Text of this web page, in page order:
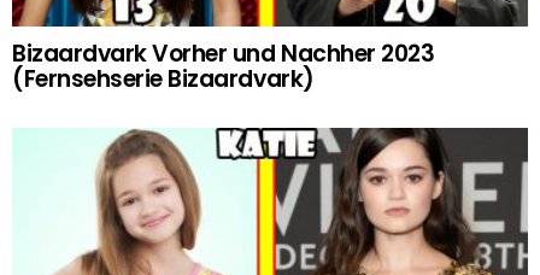
Bizaardvark Vorher und Nachher 2023
(Fernsehserie Bizaardvark)